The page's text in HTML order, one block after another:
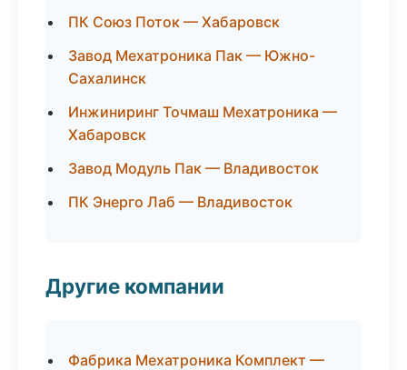
ПК Союз Поток — Хабаровск
Завод Мехатроника Пак — Южно-
Сахалинск
Инжиниринг Точмаш Мехатроника —
Хабаровск
Завод Модуль Пак — Владивосток
ПК Энерго Лаб — Владивосток
Другие компании
Фабрика Мехатроника Комплект —